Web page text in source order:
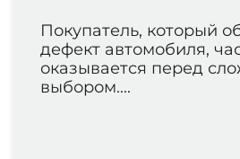
Покупатель, который
дефект автомобиля,
оказывается перед
выбором....